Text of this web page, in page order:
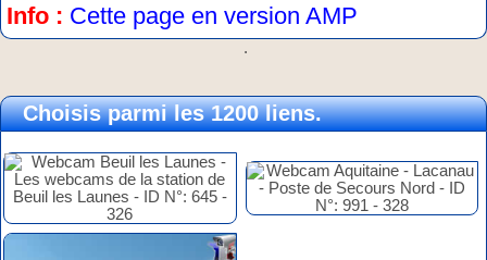
Info : Cette page en version AMP
.
Choisis parmi les 1200 liens.